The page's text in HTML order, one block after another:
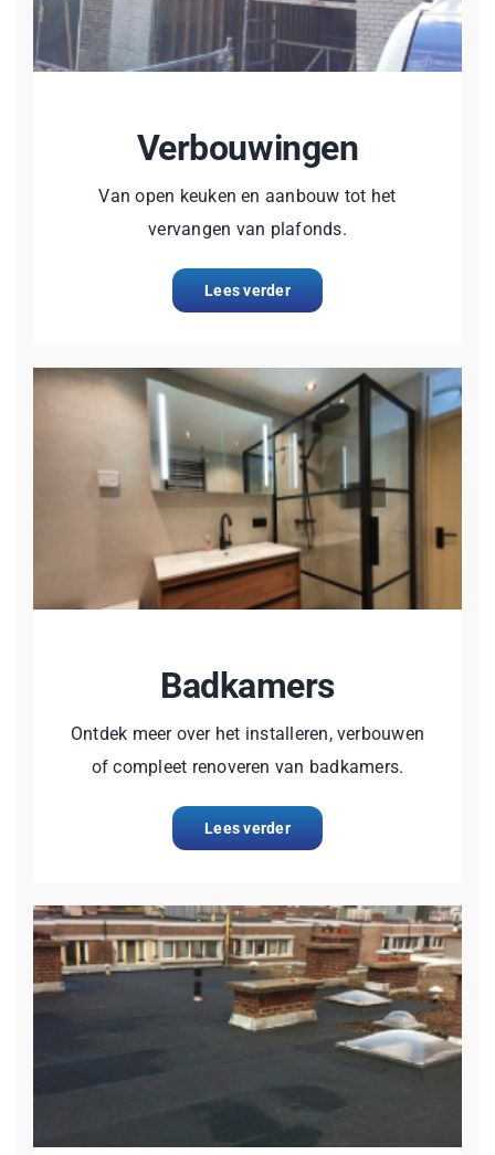
Verbouwingen
Van open keuken en aanbouw tot het
vervangen van plafonds.
Lees verder
Badkamers
Ontdek meer over het installeren, verbouwen
of compleet renoveren van badkamers.
Lees verder